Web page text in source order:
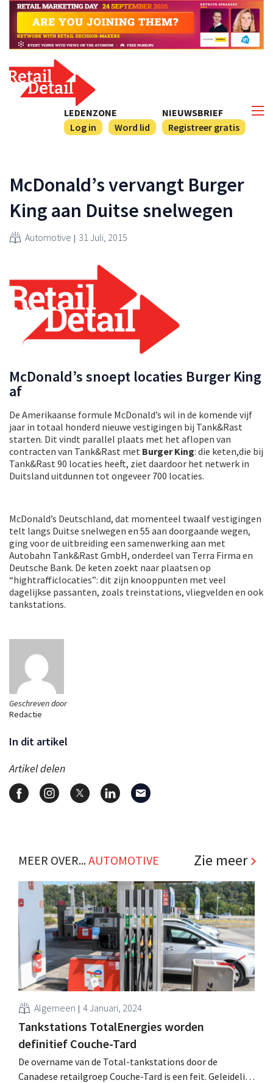
NIEUWSBRIEF
Registreer gratis
LEDENZONE
Log in
Word lid
Geschreven door
Redactie
In dit artikel
Artikel delen
McDonald’s vervangt Burger
King aan Duitse snelwegen
Automotive 31 Juli, 2015
McDonald’s snoept locaties Burger King
af
De Amerikaanse formule McDonald’s wil in de komende vijf
jaar in totaal honderd nieuwe vestigingen bij Tank&Rast
starten. Dit vindt parallel plaats met het aflopen van
contracten van Tank&Rast met Burger King: die keten,die bij
Tank&Rast 90 locaties heeft, ziet daardoor het netwerk in
Duitsland uitdunnen tot ongeveer 700 locaties.
McDonald’s Deutschland, dat momenteel twaalf vestigingen
telt langs Duitse snelwegen en 55 aan doorgaande wegen,
ging voor de uitbreiding een samenwerking aan met
Autobahn Tank&Rast GmbH, onderdeel van Terra Firma en
Deutsche Bank. De keten zoekt naar plaatsen op
“hightrafficlocaties”: dit zijn knooppunten met veel
dagelijkse passanten, zoals treinstations, vliegvelden en ook
tankstations.
MEER OVER...AUTOMOTIVE Zie meer
Algemeen 4 Januari, 2024
Tankstations TotalEnergies worden
definitief Couche-Tard
De overname van de Total-tankstations door de
Canadese retailgroep Couche-Tard is een feit. Geleidelijk